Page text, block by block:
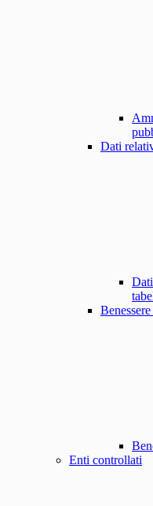
Dati
Enti controllati